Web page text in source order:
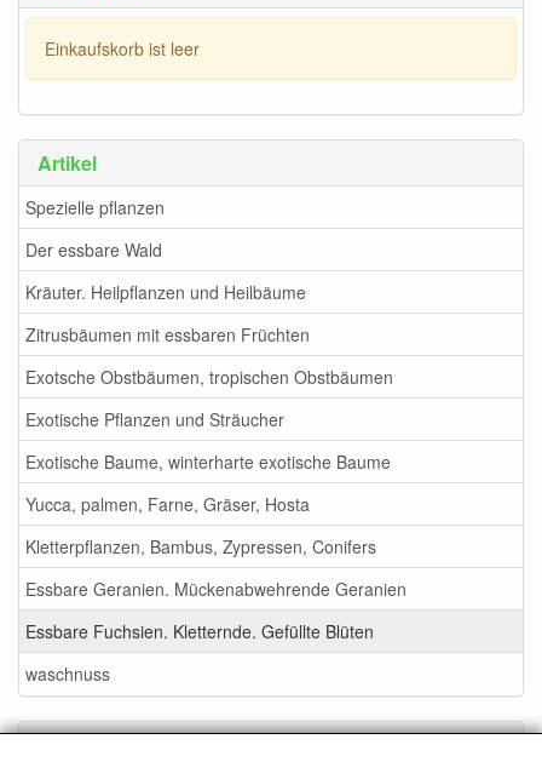
Einkaufskorb ist leer
Artikel
Spezielle pflanzen
Der essbare Wald
Kräuter. Heilpflanzen und Heilbäume
Zitrusbäumen mit essbaren Früchten
Exotsche Obstbäumen, tropischen Obstbäumen
Exotische Pflanzen und Sträucher
Exotische Baume, winterharte exotische Baume
Yucca, palmen, Farne, Gräser, Hosta
Kletterpflanzen, Bambus, Zypressen, Conifers
Essbare Geranien. Mückenabwehrende Geranien
Essbare Fuchsien. Kletternde. Gefüllte Blüten
waschnuss